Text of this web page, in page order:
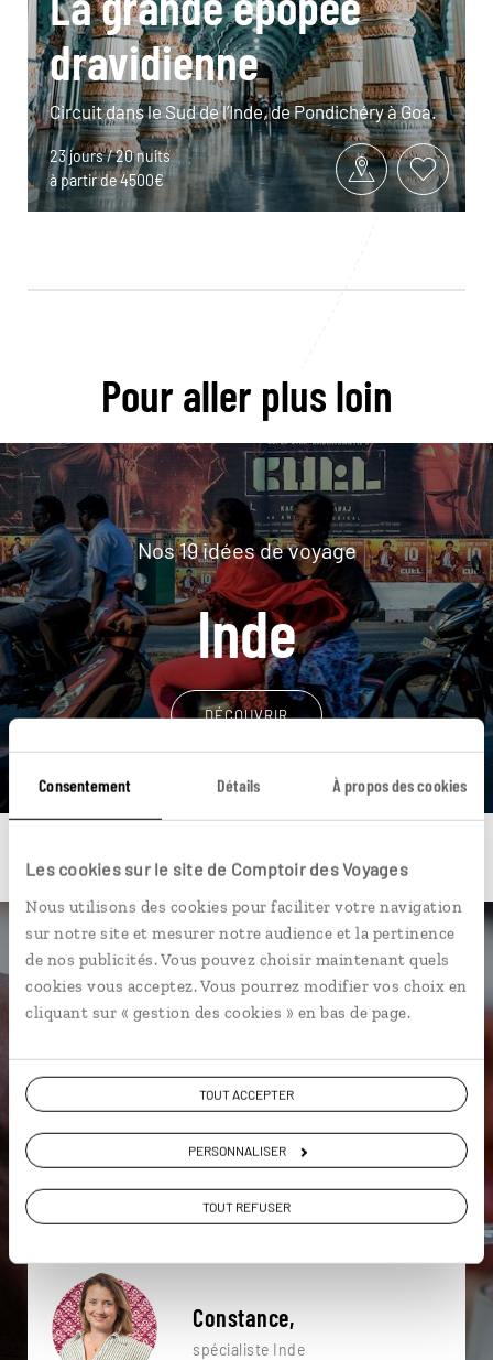
Consentement Détails À propos des cookies
Les cookies sur le site de Comptoir des Voyages
Nous utilisons des cookies pour faciliter votre navigation
sur notre site et mesurer notre audience et la pertinence
de nos publicités. Vous pouvez choisir maintenant quels
cookies vous acceptez. Vous pourrez modifier vos choix en
cliquant sur « gestion des cookies » en bas de page.
TOUT ACCEPTER
PERSONNALISER
TOUT REFUSER
dravidienne
Circuit dans le Sud de l’Inde, de Pondichéry à Goa.
23 jours / 20 nuits
à partir de 4500€
Pour aller plus loin
Nos 19 idées de voyage
Inde
DÉCOUVRIR
Une envie de voyage
particulière ?
Ayurveda Calicut Côte de Malabar
Kathakali Kottayam
Constance,
spécialiste Inde